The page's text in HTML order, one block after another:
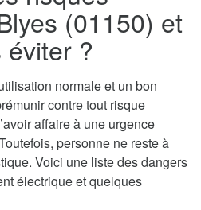
(01150) et
?
normale et un bon
contre tout risque
affaire à une urgence
personne ne reste à
Voici une liste des dangers
électrique et quelques